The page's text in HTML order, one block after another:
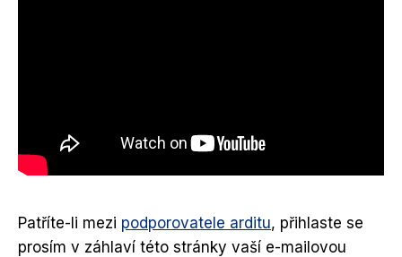
Patříte-li mezi podporovatele arditu, přihlaste se
prosím v záhlaví této stránky vaší e-mailovou